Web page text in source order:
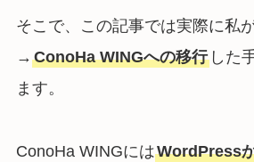
そこで、この記事では実際に私
→ ConoHa WINGへの移行した
ます。
ConoHa WINGにはWordPress